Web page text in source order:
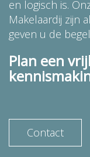
en logisch is.
Makelaardij zijn
geven u de
Plan een
Contact